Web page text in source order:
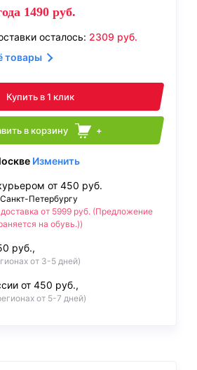
1490 руб.
осталось: 2309 руб.
товары
Купить в 1 клик
в корзину +
Изменить
от 450 руб.
Петербургу
от 5999 руб. (Предложение
на обувь.))
руб.,
от 3-5 дней)
от 450 руб.,
от 5-7 дней)